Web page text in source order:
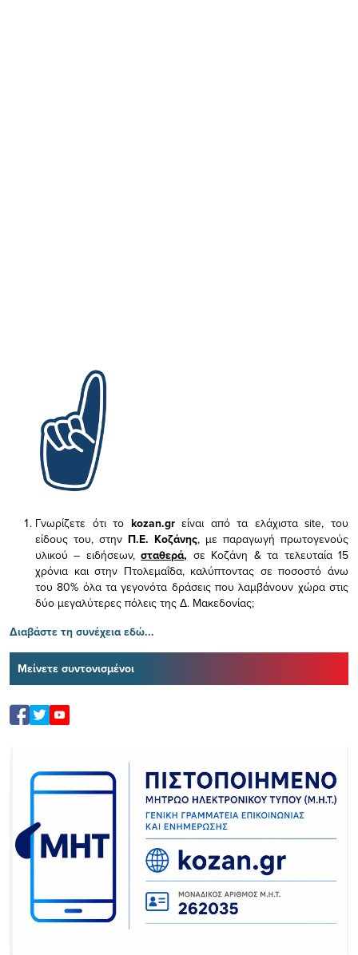
Γνωρίζετε ότι το kozan.gr είναι από τα ελάχισταsite, του
είδους του, στην Π.Ε. Κοζάνης, με παραγωγή πρωτογενούς
υλικού – ειδήσεων,σταθερά, σε Κοζάνη & τα τελευταία 15
χρόνια και στην Πτολεμαΐδα, καλύπτοντας σε ποσοστό άνω
του 80% όλα τα γεγονότα δράσεις που λαμβάνουν χώρα στις
δύο μεγαλύτερες πόλεις της Δ. Μακεδονίας;
Διαβάστε τη συνέχεια εδώ...
Μείνετε συντονισμένοι